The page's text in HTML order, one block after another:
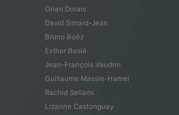
Orian Dorais
David Simard-Jean
Bruno Boëz
Esther Baslé
Jean-François Vaudrin
Guillaume Massie-Hamel
Rachid Sellami
Lizanne Castonguay